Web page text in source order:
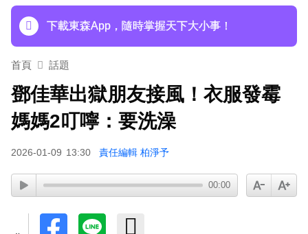
下載東森App，隨時掌握天下大小事！
首頁 話題
鄧佳華出獄朋友接風！衣服發霉
媽媽2叮嚀：要洗澡
2026-01-09 13:30 責任編輯 柏淨予
00:00